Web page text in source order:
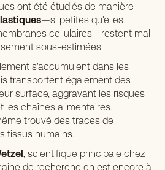
ont été étudiés de manière
—si petites qu'elles
cellulaires—restent mal
sous-estimées.
s'accumulent dans les
transportent également des
surface, aggravant les risques
les chaînes alimentaires.
trouvé des traces de
tissus humains.
l, scientifique principale chez
de recherche en est encore à